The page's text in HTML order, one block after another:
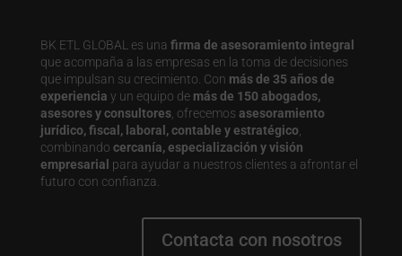
BK ETL GLOBAL es una firma de asesoramiento integral
que acompaña a las empresas en la toma de decisiones
que impulsan su crecimiento. Con más de 35 años de
experiencia y un equipo de más de 150 abogados,
asesores y consultores, ofrecemos asesoramiento
jurídico, fiscal, laboral, contable y estratégico
combinando cercanía, especialización y visión
empresarial para ayudar a nuestros clientes a afrontar el
futuro con confianza.
Contacta con nosotros